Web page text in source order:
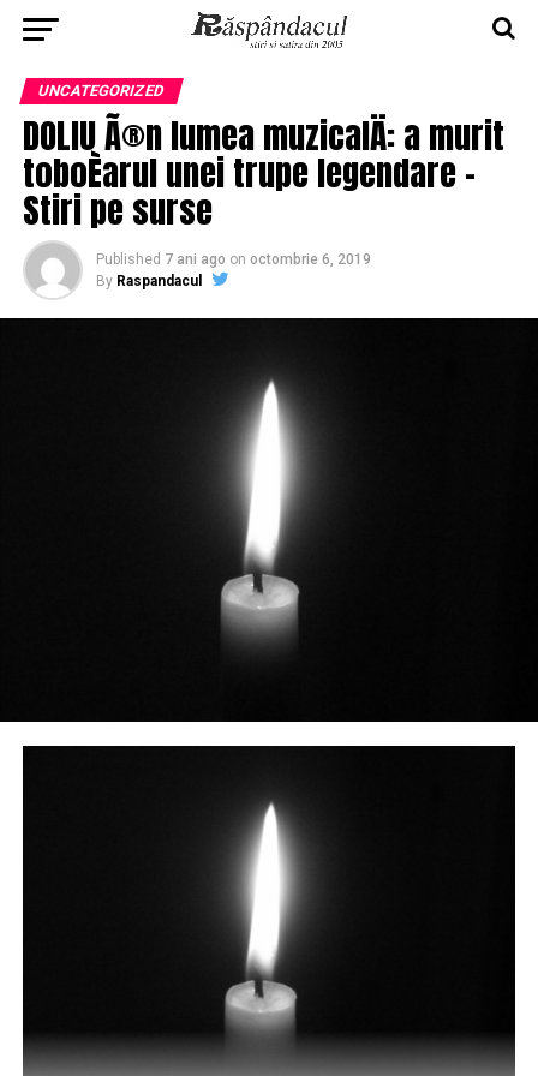
UNCATEGORIZED
DOLIU Ã®n lumea muzicalÄ: a murit
toboÈarul unei trupe legendare –
Stiri pe surse
Published 7 ani ago on octombrie 6, 2019
By Raspandacul